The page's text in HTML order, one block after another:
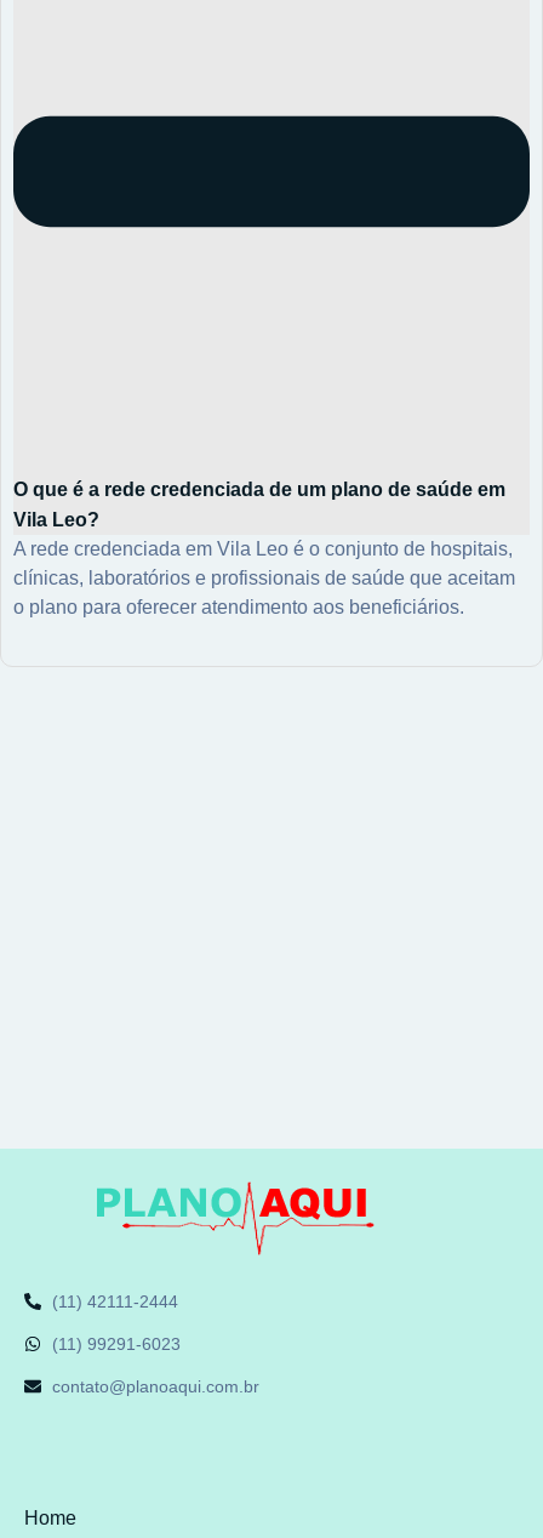
O que é a rede credenciada de um plano de saúde em
Vila Leo?
A rede credenciada em Vila Leo é o conjunto de hospitais,
clínicas, laboratórios e profissionais de saúde que aceitam
o plano para oferecer atendimento aos beneficiários.
(11) 42111-2444
(11) 99291-6023
contato@planoaqui.com.br
Home